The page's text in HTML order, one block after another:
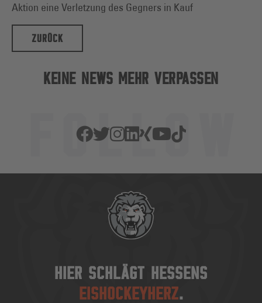
Aktion eine Verletzung des Gegners in Kauf
ZURÜCK
KEINE NEWS MEHR VERPASSEN
HIER SCHLÄGT HESSENS
EISHOCKEYHERZ.